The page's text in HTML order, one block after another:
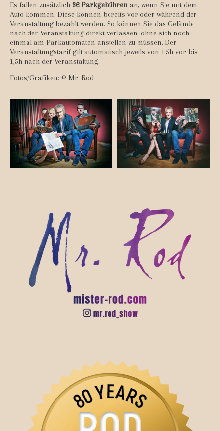
Es fallen zusätzlich 3€ Parkgebühren an, wenn Sie mit dem
Auto kommen. Diese können bereits vor oder während der
Veranstaltung bezahlt werden. So können Sie das Gelände
nach der Veranstaltung direkt verlassen, ohne sich noch
einmal am Parkautomaten anstellen zu müssen. Der
Veranstaltungstarif gilt automatisch jeweils von 1,5h vor bis
1,5h nach der Veranstaltung.
Fotos/Grafiken: © Mr. Rod